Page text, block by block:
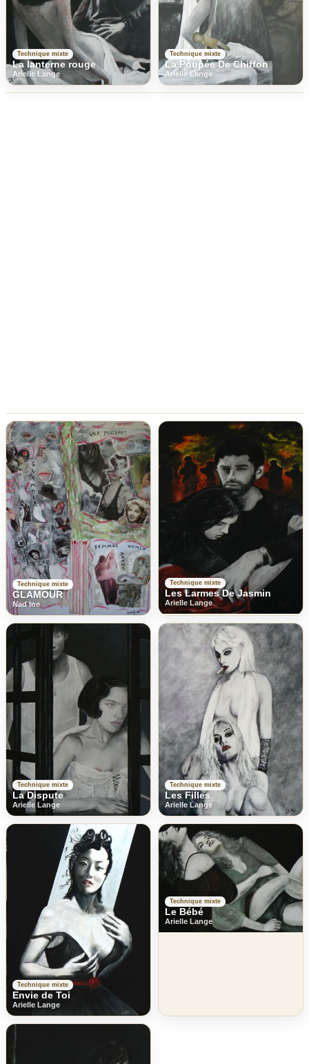
Technique mixte
La lanterne rouge
Arielle Lange
Technique mixte
La Poupée De Chiffon
Arielle Lange
Technique mixte
GLAMOUR
Nad Ine
Technique mixte
Les Larmes De Jasmin
Arielle Lange
Technique mixte
La Dispute
Arielle Lange
Technique mixte
Les Filles
Arielle Lange
Technique mixte
Envie de Toi
Arielle Lange
Technique mixte
Le Bébé
Arielle Lange